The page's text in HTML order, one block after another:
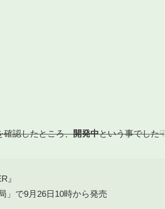
確認したところ、開発中という事でした☟
』
局」で9月26日10時から発売